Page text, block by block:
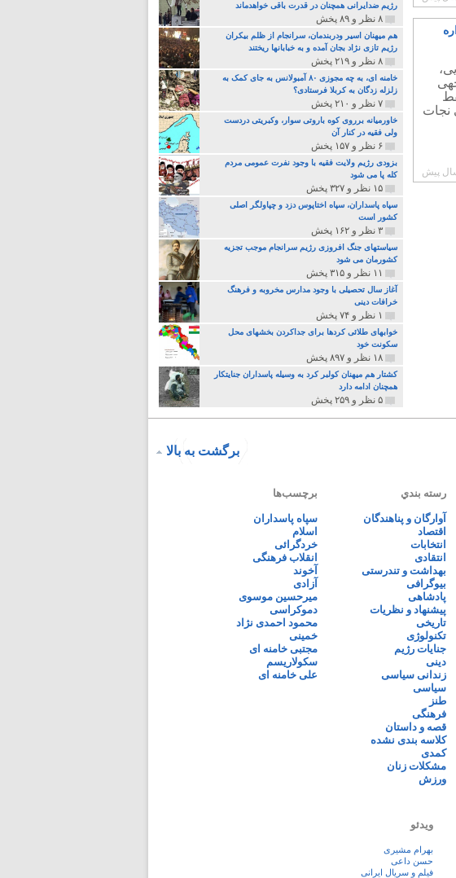
فقط
نجات
رژیم ضدایرانی همچنان در قدرت باقی خواهدماند
۸ نظر و ۸۹ پخش
هم میهنان اسیر ودربندمان، سرانجام از ظلم بیکران
رژیم تازی نژاد بجان آمده و به خبابانها ریختند
۸ نظر و ۲۱۹ پخش
خامنه ای، به چه مجوزی ۸۰ آمبولانس به جای کمک به
زلزله زدگان به کربلا فرستادی؟
۷ نظر و ۲۱۰ پخش
خاورمیانه برروی کوه باروتی سوار، وکبریتی دردست
ولی فقیه در کنار آن
۶ نظر و ۱۵۷ پخش
بزودی رژیم ولایت فقیه با وجود نفرت عمومی مردم
کله پا می شود
۱۵ نظر و ۳۲۷ پخش
سپاه پاسداران، سپاه اختاپوس دزد و چپاولگر اصلی
کشور است
۳ نظر و ۱۶۲ پخش
سیاستهای جنگ افروزی رژیم سرانجام موجب تجزیه
کشورمان می شود
۱۱ نظر و ۳۱۵ پخش
آغاز سال تحصیلی با وجود مدارس مخروبه و فرهنگ
خرافات دینی
۱ نظر و ۷۴ پخش
خوابهای طلائی کردها برای جداکردن بخشهای محل
سکونت خود
۱۸ نظر و ۸۹۷ پخش
کشتار هم میهنان کولبر کرد به وسیله پاسداران جنایتکار
همچنان ادامه دارد
۵ نظر و ۲۵۹ پخش
برگشت به بالا
رسته بندي
آوارگان و پناهندگان
اقتصاد
انتخابات
انتقادی
بهداشت و تندرستی
بیوگرافی
پادشاهی
پیشنهاد و نظریات
تاریخی
تکنولوژی
جنایات رژیم
دینی
زندانی سیاسی
سیاسی
طنز
فرهنگی
قصه و داستان
کلاسه بندی نشده
کمدی
مشکلات زنان
ورزش
برچسب‌ها
سپاه پاسداران
اسلام
خردگرائی
انقلاب فرهنگی
آخوند
آزادی
میرحسین موسوی
دموکراسی
محمود احمدی نژاد
خمینی
مجتبی خامنه ای
سکولاریسم
علی خامنه ای
ویدئو
بهرام مشیری
حسن داعی
فيلم و سريال ايرانی